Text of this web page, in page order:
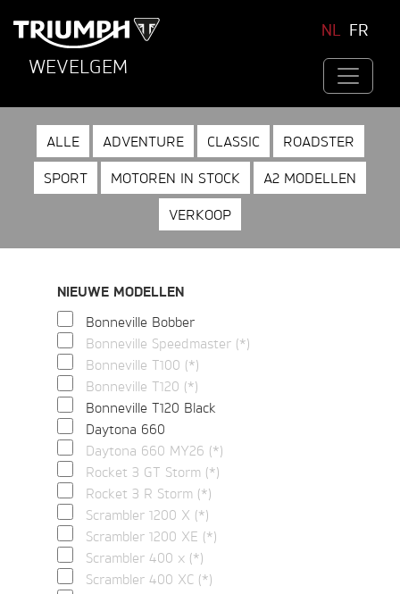
NL FR
WEVELGEM
ALLE ADVENTURE CLASSIC ROADSTER
SPORT MOTOREN IN STOCK A2 MODELLEN
VERKOOP
NIEUWE MODELLEN
Bonneville Bobber
Bonneville Speedmaster (*)
Bonneville T100 (*)
Bonneville T120 (*)
Bonneville T120 Black
Daytona 660
Daytona 660 MY26 (*)
Rocket 3 GT Storm (*)
Rocket 3 R Storm (*)
Scrambler 1200 X (*)
Scrambler 1200 XE (*)
Scrambler 400 x (*)
Scrambler 400 XC (*)